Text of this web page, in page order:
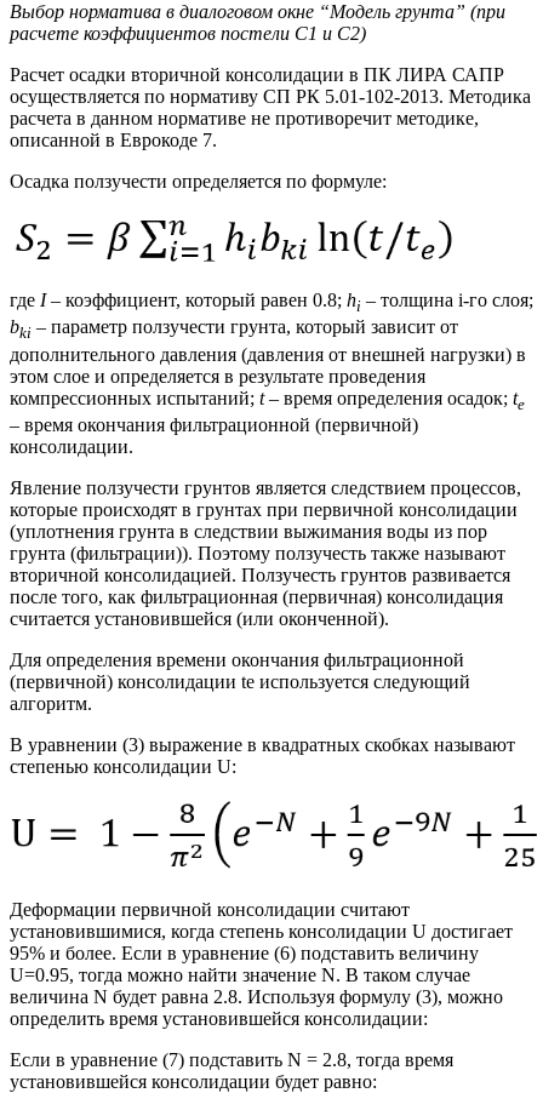
Выбор норматива в диалоговом окне “Модель грунта” (при
расчете коэффициентов постели С1 и С2)
Расчет осадки вторичной консолидации в ПК ЛИРА САПР
осуществляется по нормативу СП РК 5.01-102-2013. Методика
расчета в данном нормативе не противоречит методике,
описанной в Еврокоде 7.
Осадка ползучести определяется по формуле:
где І– коэффициент, который равен 0.8; hi – толщина i-го слоя;
bki – параметр ползучести грунта, который зависит от
дополнительного давления (давления от внешней нагрузки) в
этом слое и определяется в результате проведения
компрессионных испытаний; t– время определения осадок; te
– время окончания фильтрационной (первичной)
консолидации.
Явление ползучести грунтов является следствием процессов,
которые происходят в грунтах при первичной консолидации
(уплотнения грунта в следствии выжимания воды из пор
грунта (фильтрации)). Поэтому ползучесть также называют
вторичной консолидацией. Ползучесть грунтов развивается
после того, как фильтрационная (первичная) консолидация
считается установившейся (или оконченной).
Для определения времени окончания фильтрационной
(первичной) консолидации te используется следующий
алгоритм.
В уравнении (3) выражение в квадратных скобках называют
степенью консолидации U:
Деформации первичной консолидации считают
установившимися, когда степень консолидации U достигает
95% и более. Если в уравнение (6) подставить величину
U=0.95, тогда можно найти значение N. В таком случае
величина N будет равна 2.8. Используя формулу (3), можно
определить время установившейся консолидации:
Если в уравнение (7) подставить N = 2.8, тогда время
установившейся консолидации будет равно: